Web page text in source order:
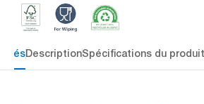
clésDescriptionSpécifications du produit